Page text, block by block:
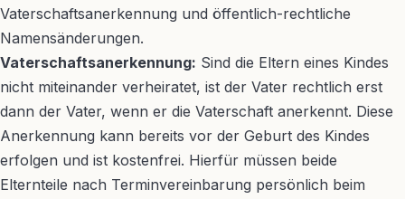
Vaterschaftsanerkennung und öffentlich-rechtliche
Namensänderungen.
Vaterschaftsanerkennung: Sind die Eltern eines Kindes
nicht miteinander verheiratet, ist der Vater rechtlich erst
dann der Vater, wenn er die Vaterschaft anerkennt. Diese
Anerkennung kann bereits vor der Geburt des Kindes
erfolgen und ist kostenfrei. Hierfür müssen beide
Elternteile nach Terminvereinbarung persönlich beim